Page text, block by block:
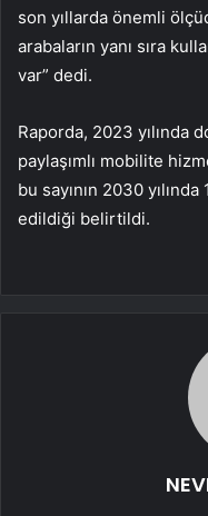
son yıllarda önemli
arabaların yanı sıra
var” dedi.
Raporda, 2023 yılında
paylaşımlı mobilite
bu sayının 2030
edildiği belirtildi.